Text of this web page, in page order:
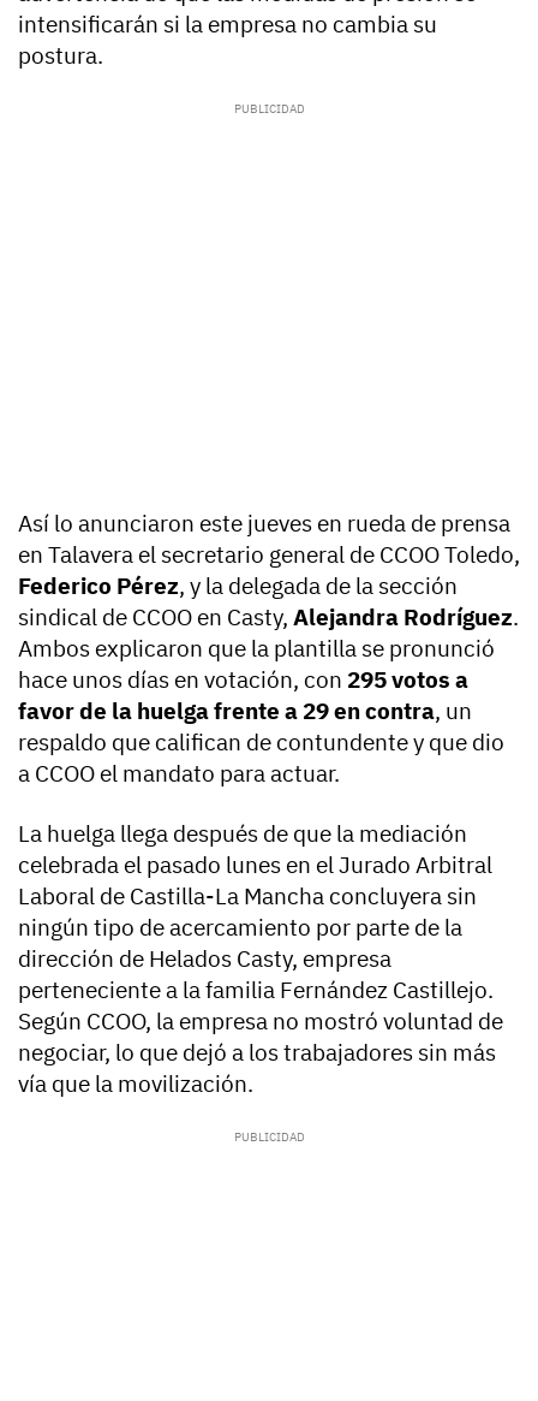
intensificarán si la empresa no cambia su
postura.
Así lo anunciaron este jueves en rueda de prensa
en Talavera el secretario general de CCOO Toledo,
Federico Pérez, y la delegada de la sección
sindical de CCOO en Casty, Alejandra Rodríguez.
Ambos explicaron que la plantilla se pronunció
hace unos días en votación, con 295 votos a
favor de la huelga frente a 29 en contra, un
respaldo que califican de contundente y que dio
a CCOO el mandato para actuar.
La huelga llega después de que la mediación
celebrada el pasado lunes en el Jurado Arbitral
Laboral de Castilla-La Mancha concluyera sin
ningún tipo de acercamiento por parte de la
dirección de Helados Casty, empresa
perteneciente a la familia Fernández Castillejo.
Según CCOO, la empresa no mostró voluntad de
negociar, lo que dejó a los trabajadores sin más
vía que la movilización.